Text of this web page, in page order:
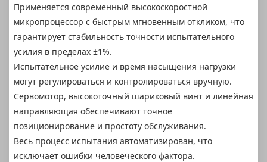
Применяется современный высокоскоростной
микропроцессор с быстрым мгновенным откликом, что
гарантирует стабильность точности испытательного
усилия в пределах ±1%.
Испытательное усилие и время насыщения нагрузки
могут регулироваться и контролироваться вручную.
Сервомотор, высокоточный шариковый винт и линейная
направляющая обеспечивают точное
позиционирование и простоту обслуживания.
Весь процесс испытания автоматизирован, что
исключает ошибки человеческого фактора.